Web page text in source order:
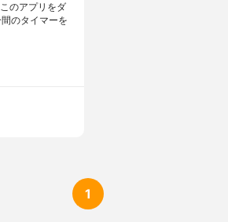
のアプリをダ
のタイマーを
1